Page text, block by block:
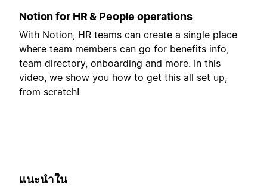
Notion for HR & People operations
With Notion, HR teams can create a single place
where team members can go for benefits info,
team directory, onboarding and more. In this
video, we show you how to get this all set up,
from scratch!
แนะนำใน